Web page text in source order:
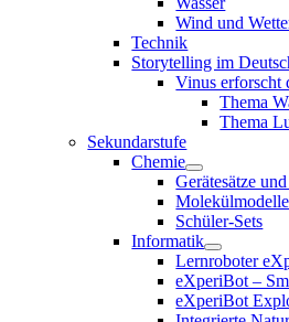
Wind und
Technik
Storytelling im
Vinus erforscht
Thema
Thema
Sekundarstufe
Chemie
Gerätesätze
Schüler-Sets
Informatik
Lernroboter
eXperiBot –
eXperiBot